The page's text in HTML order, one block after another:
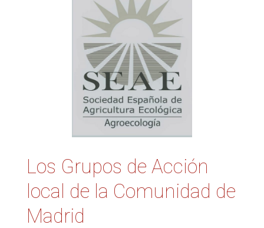
Los Grupos de Acción
local de la Comunidad de
Madrid